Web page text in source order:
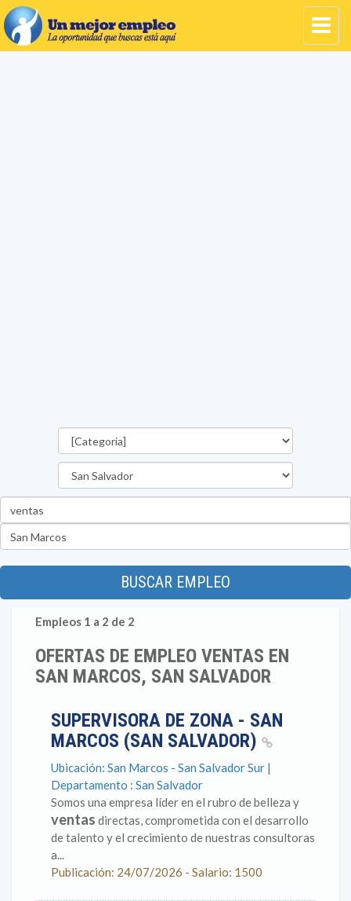
BUSCAR EMPLEO
Empleos 1 a 2 de 2
OFERTAS DE EMPLEO VENTAS EN
SAN MARCOS, SAN SALVADOR
SUPERVISORA DE ZONA - SAN
MARCOS (SAN SALVADOR)
Ubicación: San Marcos - San Salvador Sur |
Departamento : San Salvador
Somos una empresa líder en el rubro de belleza y
ventas directas, comprometida con el desarrollo
de talento y el crecimiento de nuestras consultoras
a...
Publicación: 24/07/2026 - Salario: 1500